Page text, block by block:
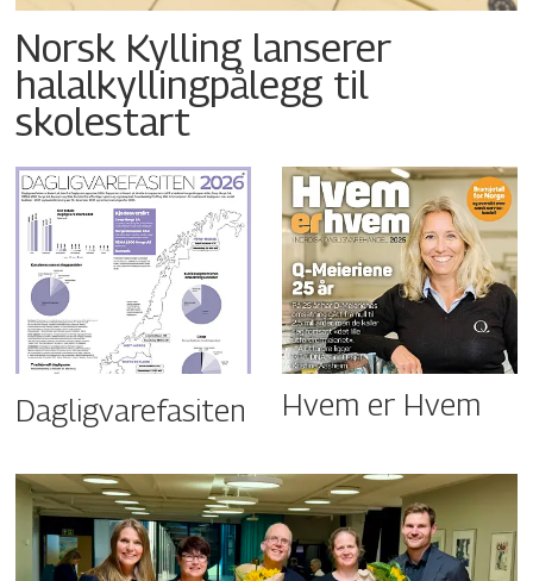
Norsk Kylling lanserer
halalkyllingpålegg til
skolestart
Dagligvarefasiten Hvem er Hvem